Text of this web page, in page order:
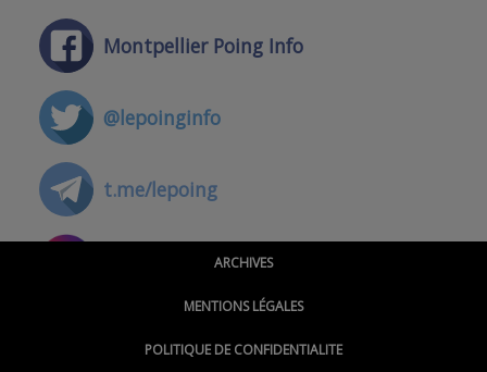
Montpellier Poing Info
@lepoinginfo
t.me/lepoing
@montpellierpoinginfo
ARCHIVES
MENTIONS LÉGALES
POLITIQUE DE CONFIDENTIALITE